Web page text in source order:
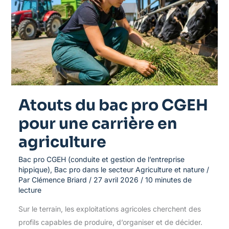
Atouts du bac pro CGEH
pour une carrière en
agriculture
Bac pro CGEH (conduite et gestion de l’entreprise
hippique), Bac pro dans le secteur Agriculture et nature/
Par Clémence Briard / 27 avril 2026 / 10 minutes de
lecture
Sur le terrain, les exploitations agricoles cherchent des
profils capables de produire, d’organiser et de décider.
pour
une
carrière
en
agriculture